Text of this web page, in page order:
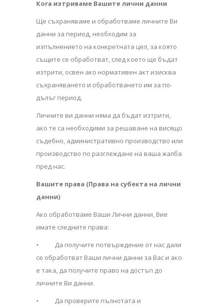
Кога изтриваме Вашите лични данни
Ще съхраняваме и обработваме личните Ви
данни за период, необходим за
изпълнението на конкретната цел, за която
същите се обработват, след което ще бъдат
изтрити, освен ако нормативен акт изисква
съхраняването и обработването им за по-
дълъг период.
Личните ви данни няма да бъдат изтрити,
ако те са необходими за решаване на висящо
съдебно, административно производство или
производство по разглеждане на ваша жалба
пред нас.
Вашите права (Права на субекта на лични
данни)
Ако обработваме Ваши Лични данни, Вие
имате следните права:
• Да получите потвърждение от нас дали
се обработват Ваши лични данни за Вас и ако
е така, да получите право на достъп до
личните Ви данни.
• Да проверите пълнотата и